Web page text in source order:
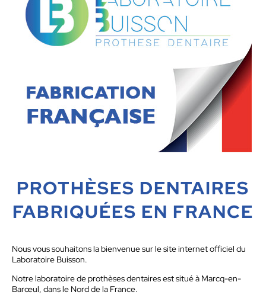
PROTHÈSES DENTAIRES
FABRIQUÉES EN FRANCE
Nous vous souhaitons la bienvenue sur le site internet officiel du
Laboratoire Buisson.
Notre laboratoire de prothèses dentaires est situé à Marcq-en-
Barœul, dans le Nord de la France.